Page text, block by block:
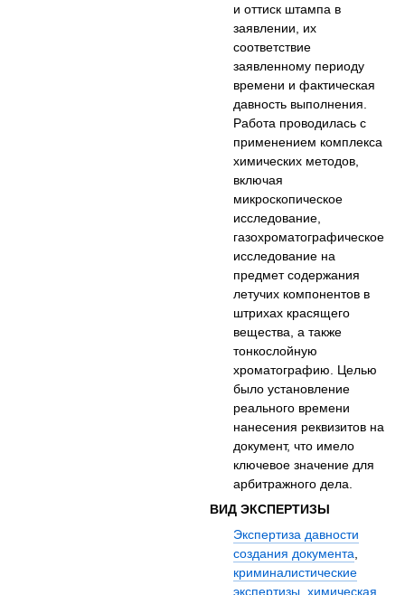
и оттиск штампа в
заявлении, их
соответствие
заявленному периоду
времени и фактическая
давность выполнения.
Работа проводилась с
применением комплекса
химических методов,
включая
микроскопическое
исследование,
газохроматографическое
исследование на
предмет содержания
летучих компонентов в
штрихах красящего
вещества, а также
тонкослойную
хроматографию. Целью
было установление
реального времени
нанесения реквизитов на
документ, что имело
ключевое значение для
арбитражного дела.
ВИД ЭКСПЕРТИЗЫ
Экспертиза давности
создания документа,
криминалистические
экспертизы ,химическая